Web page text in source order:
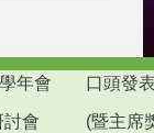
年會
討會
口頭發
(暨主席